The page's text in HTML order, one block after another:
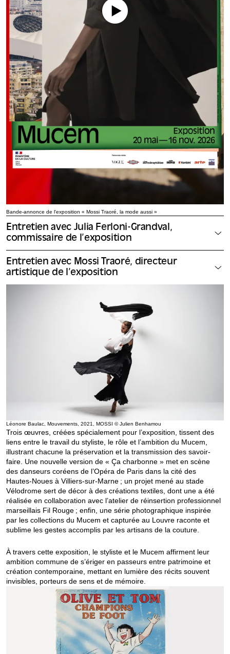
Bande-annonce de l'exposition « Mossi Traoré, la mode aussi »
Entretien avec Julia Ferloni-Grandval,
commissaire de l’exposition
Entretien avec Mossi Traoré, directeur
artistique de l’exposition
Léonore Baulac, Mouvements, 2021, MOSSI © Julien Benhamou
Trois œuvres, créées spécialement pour l’exposition, tissent des
liens entre le travail du styliste, le rôle et l’ambition du Mucem,
illustrant chacune la préservation et la transmission des savoir-
faire. Une nouvelle version de « Ça charbonne » met en scène
des danseurs coréens de l’Opéra de Paris dans la cité des
Hautes-Noues à Villiers-sur-Marne ; un projet mené au stade
Vélodrome sert de décor à des créations textiles, dont une a été
réalisée en collaboration avec l’atelier de réinsertion professionnel
marseillais Fil Rouge ; enfin, une série photographique inspirée
par les collections du Mucem et capturée au Louvre raconte et
sublime les gestes accomplis par les artisans de la couture.
À travers cette exposition, le styliste et le Mucem affirment leur
ambition commune de s’ériger en passeurs entre patrimoine et
création contemporaine, mettant en lumière des récits souvent
invisibles, porteurs de sens et de mémoire.